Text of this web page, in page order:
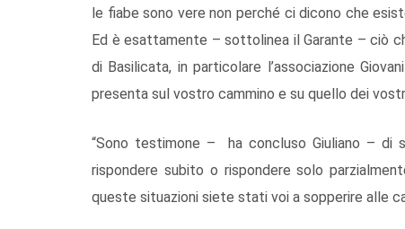
le fiabe sono vere non perché ci dicono che
Ed è esattamente – sottolinea il Garante – ciò
di Basilicata, in particolare l’associazione
presenta sul vostro cammino e su quello dei
“Sono testimone – ha concluso Giuliano – di
rispondere subito o rispondere solo
queste situazioni siete stati voi a sopperire alle